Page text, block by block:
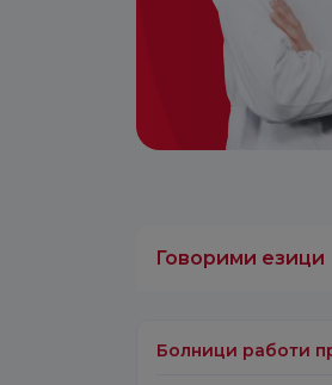
Говорими езици
Болници работи